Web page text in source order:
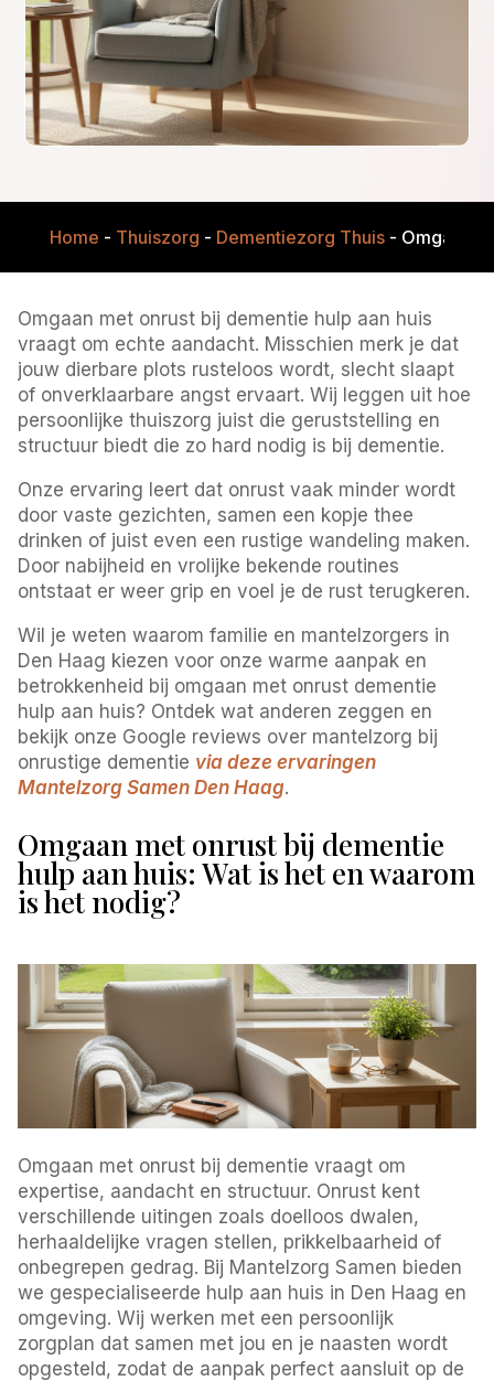
Home - Thuiszorg - Dementiezorg Thuis- Omgaan
Omgaan met onrust bij dementie hulp aan huis
vraagt om echte aandacht. Misschien merk je dat
jouw dierbare plots rusteloos wordt, slecht slaapt
of onverklaarbare angst ervaart. Wij leggen uit hoe
persoonlijke thuiszorg juist die geruststelling en
structuur biedt die zo hard nodig is bij dementie.
Onze ervaring leert dat onrust vaak minder wordt
door vaste gezichten, samen een kopje thee
drinken of juist even een rustige wandeling maken.
Door nabijheid en vrolijke bekende routines
ontstaat er weer grip en voel je de rust terugkeren.
Wil je weten waarom familie en mantelzorgers in
Den Haag kiezen voor onze warme aanpak en
betrokkenheid bij omgaan met onrust dementie
hulp aan huis? Ontdek wat anderen zeggen en
bekijk onze Google reviews over mantelzorg bij
onrustige dementie via deze ervaringen
Mantelzorg Samen Den Haag.
Omgaan met onrust bij dementie
hulp aan huis: Wat is het en waarom
is het nodig?
Omgaan met onrust bij dementie vraagt om
expertise, aandacht en structuur. Onrust kent
verschillende uitingen zoals doelloos dwalen,
herhaaldelijke vragen stellen, prikkelbaarheid of
onbegrepen gedrag. Bij Mantelzorg Samen bieden
we gespecialiseerde hulp aan huis in Den Haag en
omgeving. Wij werken met een persoonlijk
zorgplan dat samen met jou en je naasten wordt
opgesteld, zodat de aanpak perfect aansluit op de